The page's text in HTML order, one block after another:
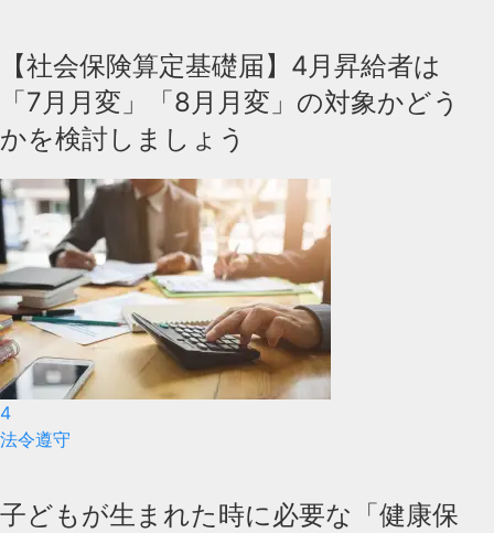
【社会保険算定基礎届】4月昇給者は
「7月月変」「8月月変」の対象かどう
かを検討しましょう
4
法令遵守
子どもが生まれた時に必要な「健康保